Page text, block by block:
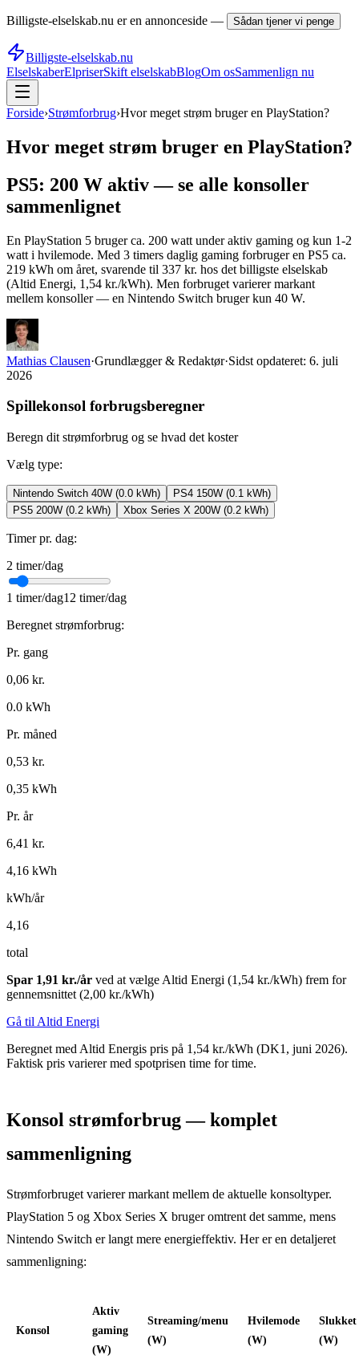
Billigste-elselskab.nu er en annonceside — Sådan tjener vi penge
Billigste-elselskab.nu
ElselskaberElpriserSkift elselskabBlogOm osSammenlign nu
Forside›Strømforbrug›Hvor meget strøm bruger en PlayStation?
Hvor meget strøm bruger en PlayStation?
PS5: 200 W aktiv — se alle konsoller
sammenlignet
En PlayStation 5 bruger ca. 200 watt under aktiv gaming og kun 1-2
watt i hvilemode. Med 3 timers daglig gaming forbruger en PS5 ca.
219 kWh om året, svarende til 337 kr. hos det billigste elselskab
(Altid Energi, 1,54 kr./kWh). Men forbruget varierer markant
mellem konsoller — en Nintendo Switch bruger kun 40 W.
Mathias Clausen·Grundlægger & Redaktør·Sidst opdateret: 6. juli
2026
Spillekonsol forbrugsberegner
Beregn dit strømforbrug og se hvad det koster
Vælg type:
Nintendo Switch 40W (0.0 kWh) PS4 150W (0.1 kWh)
PS5 200W (0.2 kWh) Xbox Series X 200W (0.2 kWh)
Timer pr. dag:
2 timer/dag
1 timer/dag12 timer/dag
Beregnet strømforbrug:
Pr. gang
0,06 kr.
0.0 kWh
Pr. måned
0,53 kr.
0,35 kWh
Pr. år
6,41 kr.
4,16 kWh
kWh/år
4,16
total
Spar 1,91 kr./år ved at vælge Altid Energi (1,54 kr./kWh) frem for
gennemsnittet (2,00 kr./kWh)
Gå til Altid Energi
Beregnet med Altid Energis pris på 1,54 kr./kWh (DK1, juni 2026).
Faktisk pris varierer med spotprisen time for time.
Konsol strømforbrug — komplet
sammenligning
Strømforbruget varierer markant mellem de aktuelle konsoltyper.
PlayStation 5 og Xbox Series X bruger omtrent det samme, mens
Nintendo Switch er langt mere energieffektiv. Her er en detaljeret
sammenligning:
Konsol
Aktiv
gaming
(W)
Streaming/menu
(W)
Hvilemode
(W)
Slukket
(W)